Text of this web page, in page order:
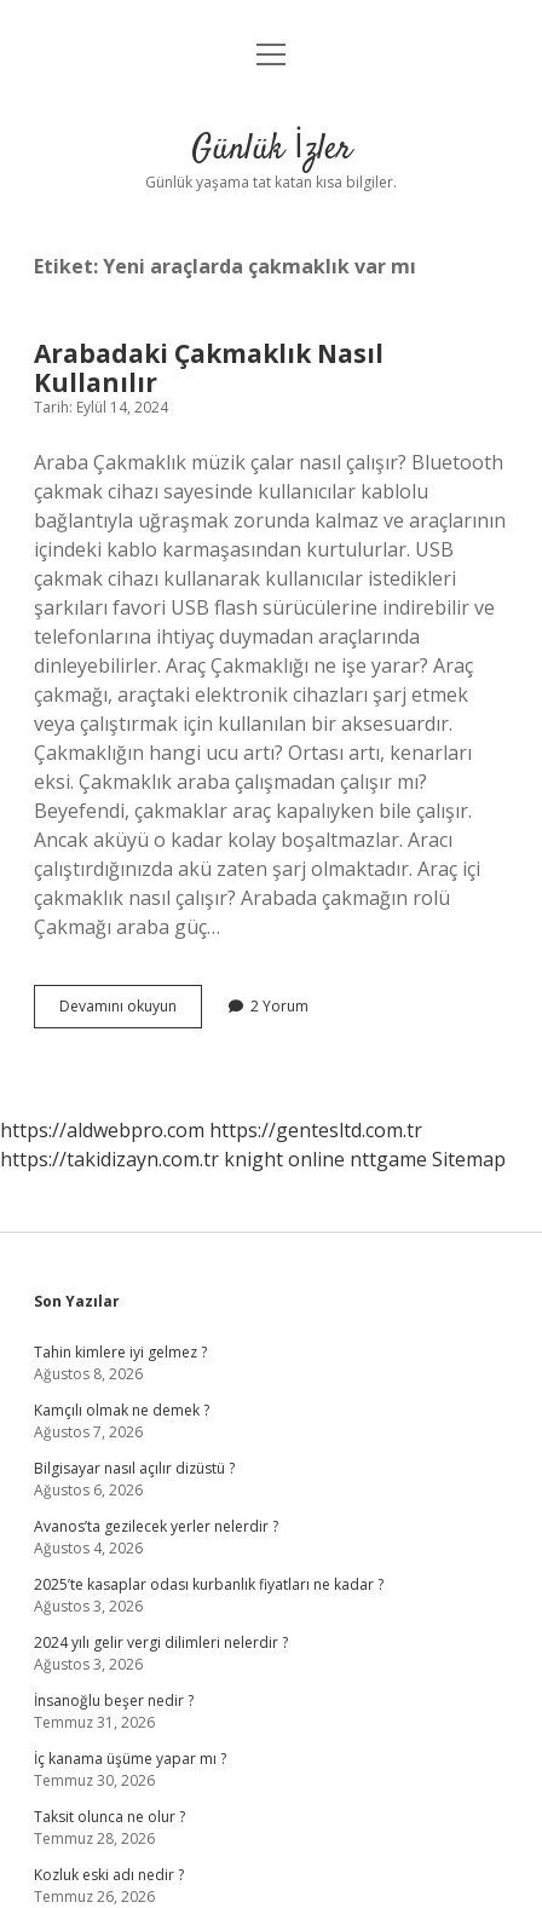
Anasayfa
Yasal Uyarı
menüyü
Günlük İzler
Günlük yaşama tat katan kısa bilgiler.
Etiket:Yeni araçlarda çakmaklık var mı
Arabadaki Çakmaklık Nasıl
Kullanılır
Tarih: Eylül 14, 2024
Araba Çakmaklık müzik çalar nasıl çalışır? Bluetooth
çakmak cihazı sayesinde kullanıcılar kablolu
bağlantıyla uğraşmak zorunda kalmaz ve araçlarının
içindeki kablo karmaşasından kurtulurlar. USB
çakmak cihazı kullanarak kullanıcılar istedikleri
şarkıları favori USB flash sürücülerine indirebilir ve
telefonlarına ihtiyaç duymadan araçlarında
dinleyebilirler. Araç Çakmaklığı ne işe yarar? Araç
çakmağı, araçtaki elektronik cihazları şarj etmek
veya çalıştırmak için kullanılan bir aksesuardır.
Çakmaklığın hangi ucu artı? Ortası artı, kenarları
eksi. Çakmaklık araba çalışmadan çalışır mı?
Beyefendi, çakmaklar araç kapalıyken bile çalışır.
Ancak aküyü o kadar kolay boşaltmazlar. Aracı
çalıştırdığınızda akü zaten şarj olmaktadır. Araç içi
çakmaklık nasıl çalışır? Arabada çakmağın rolü
Çakmağı araba güç…
Devamını okuyun Arabadaki
Çakmaklık
2 Yorum
https://aldwebpro.com https://gentesltd.com.tr
https://takidizayn.com.tr knight online nttgame Sitemap
Sidebar
Son Yazılar
Tahin kimlere iyi gelmez ?
Ağustos 8, 2026
Kamçılı olmak ne demek ?
Ağustos 7, 2026
Bilgisayar nasıl açılır dizüstü ?
Ağustos 6, 2026
Avanos’ta gezilecek yerler nelerdir ?
Ağustos 4, 2026
2025’te kasaplar odası kurbanlık fiyatları ne kadar ?
Ağustos 3, 2026
2024 yılı gelir vergi dilimleri nelerdir ?
Ağustos 3, 2026
İnsanoğlu beşer nedir ?
Temmuz 31, 2026
İç kanama üşüme yapar mı ?
Temmuz 30, 2026
Taksit olunca ne olur ?
Temmuz 28, 2026
Kozluk eski adı nedir ?
Temmuz 26, 2026